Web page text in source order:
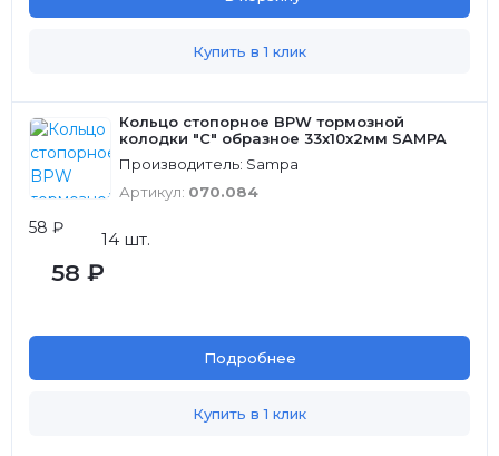
Купить в 1 клик
Кольцо стопорное BPW тормозной
колодки "С" образное 33x10x2мм SAMPA
Производитель: Sampa
Артикул: 070.084
58 ₽
14 шт.
58 ₽
Подробнее
Купить в 1 клик